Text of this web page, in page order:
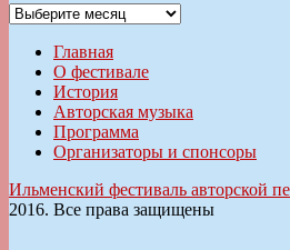
Архивы
Главная
О фестивале
История
Авторская музыка
Программа
Организаторы и спонсоры
Ильменский фестиваль авторской
2016. Все права защищены